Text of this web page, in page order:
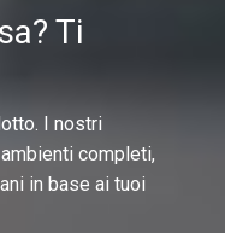
Ti
I nostri
completi,
in base ai tuoi